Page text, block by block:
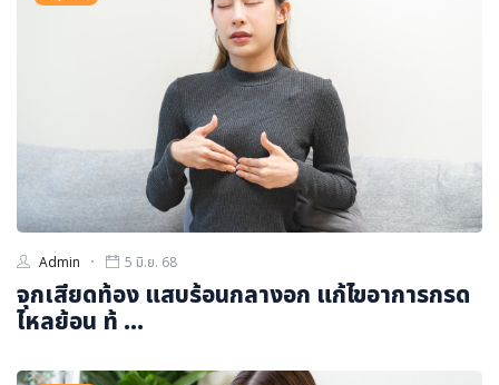
Admin 5 มิ.ย. 68
จุกเสียดท้อง แสบร้อนกลางอก แก้ไขอาการกรด
ไหลย้อน ท้ ...